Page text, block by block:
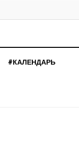
#КАЛЕНДАРЬ